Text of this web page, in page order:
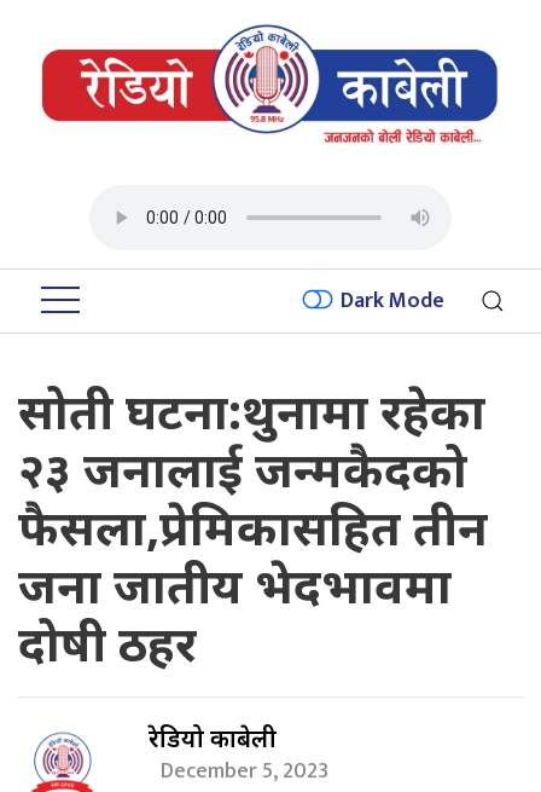
Dark Mode
सोती घटना:थुनामा रहेका
२३ जनालाई जन्मकैदको
फैसला,प्रेमिकासहित तीन
जना जातीय भेदभावमा
दोषी ठहर
रेडियो काबेली
December 5, 2023